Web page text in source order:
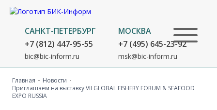
САНКТ-ПЕТЕРБУРГ
+7 (812) 447-95-55
bic@bic-inform.ru
МОСКВА
+7 (495) 645-23-92
msk@bic-inform.ru
Главная - Новости -
Приглашаем на выставку VII GLOBAL FISHERY FORUM & SEAFOOD
EXPO RUSSIA